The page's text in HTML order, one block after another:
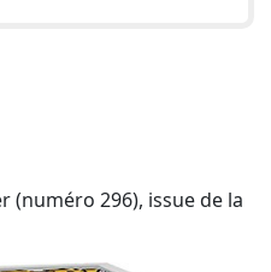
(numéro 296), issue de la